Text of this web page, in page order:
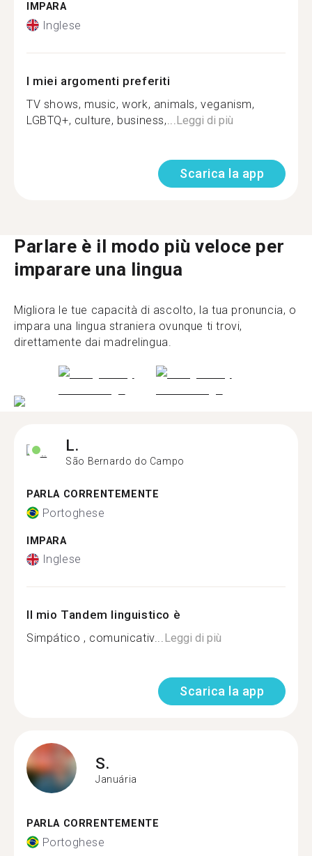
IMPARA
Inglese
I miei argomenti preferiti
TV shows, music, work, animals, veganism,
LGBTQ+, culture, business,... Leggi di più
Scarica la app
Parlare è il modo più veloce per
imparare una lingua
Migliora le tue capacità di ascolto, la tua pronuncia, o
impara una lingua straniera ovunque ti trovi,
direttamente dai madrelingua.
L.
São Bernardo do Campo
PARLA CORRENTEMENTE
Portoghese
IMPARA
Inglese
Il mio Tandem linguistico è
Simpático , comunicativ...Leggi di più
Scarica la app
S.
Januária
PARLA CORRENTEMENTE
Portoghese